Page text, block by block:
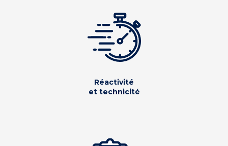
Réactivité
et technicité